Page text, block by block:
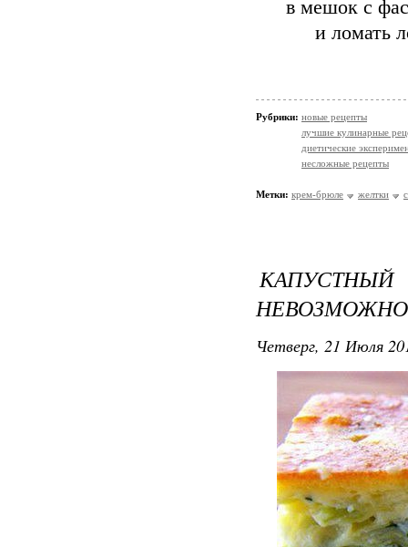
в мешок с
и ломать
Рубрики: новые рецепты
лучшие кулинарные
диетические
несложные рецепты
Метки: крем-брюле желтки
Четверг, 21 Июля